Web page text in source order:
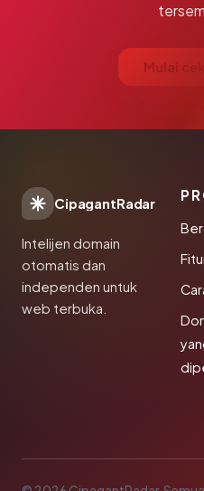
Mulai
CipagantRadar
Intelijen domain
otomatis dan
independen untuk
web terbuka.